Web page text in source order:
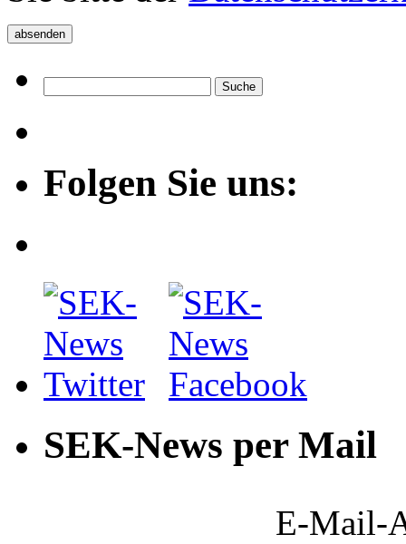
Folgen Sie uns:
SEK-News per Mail
E-Mail-